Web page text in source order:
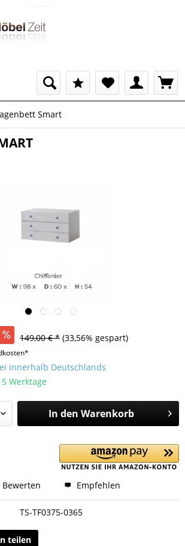
Smart
149,00 € * (33,56% gespart)
innerhalb Deutschlands
Werktage
In den Warenkorb
Bewerten Empfehlen
TS-TF0375-0365
teilen